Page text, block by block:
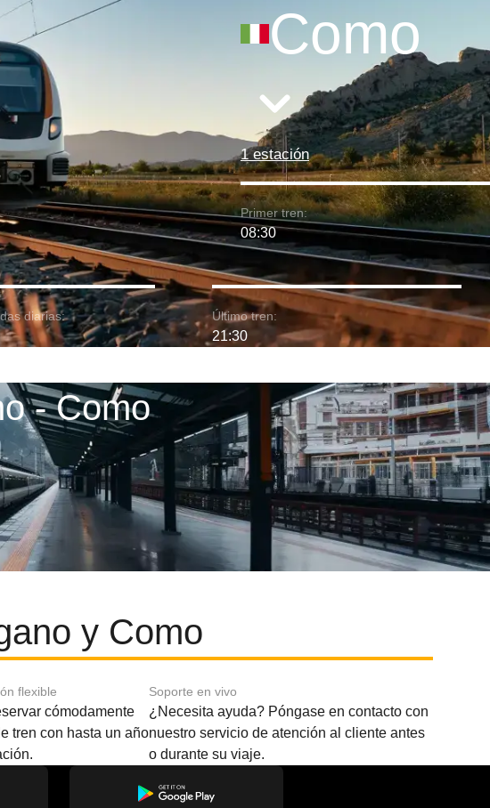
Como
1 estación
Primer tren:
08:30
diarias: Último tren:
21:30
- Como
y Como
flexible
cómodamente
tren con hasta un año
Soporte en vivo
¿Necesita ayuda? Póngase en contacto con
nuestro servicio de atención al cliente antes
o durante su viaje.